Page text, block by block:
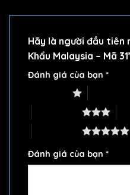
Hãy là người đầu tiên
Khẩu Malaysia – Mã
Đánh giá của bạn *
Đánh giá của bạn *